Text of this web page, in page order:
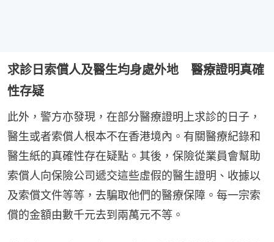
求診日索償人及醫生均身處外地 醫療證明真確
性存疑
此外，警方亦發現，在部分醫療證明上求診的日子，
醫生或者索償人根本不在香港境內。有關醫療紀錄和
醫生紙的真確性存在疑點。其後，保險從業員會幫助
索償人向保險公司遞交這些虛假的醫生證明、收據以
及索償文件等等，去騙取他們的醫療保障。每一宗索
償的金額由數千元去到兩萬元不等。